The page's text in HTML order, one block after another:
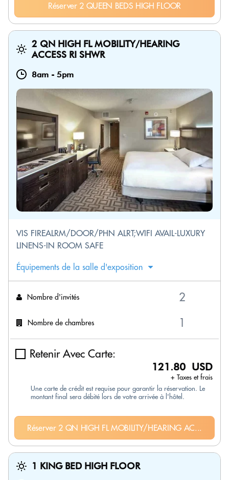
Réserver 2 QUEEN BEDS HIGH FLOOR
2 QN HIGH FL MOBILITY/HEARING
ACCESS RI SHWR
8am - 5pm
VIS FIREALRM/DOOR/PHN ALRT;WIFI AVAIL-LUXURY
LINENS-IN ROOM SAFE
Équipements de la salle d'exposition
Nombre d'invités
Nombre de chambres
Retenir Avec Carte:
121.80 USD
+ Taxes et frais
Une carte de crédit est requise pour garantir la réservation. Le
montant final sera débité lors de votre arrivée à l'hôtel.
Réserver 2 QN HIGH FL MOBILITY/HEARING AC...
1 KING BED HIGH FLOOR